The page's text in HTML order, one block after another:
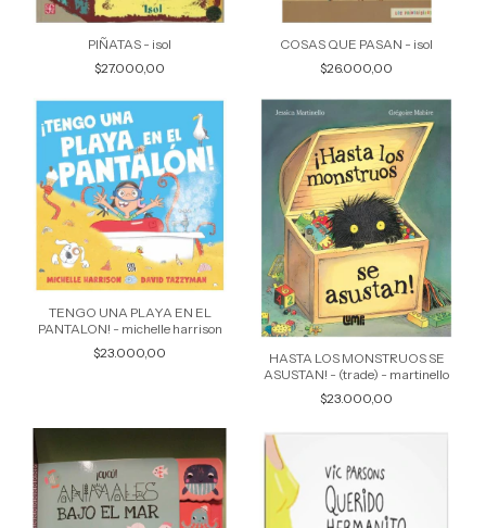
PIÑATAS - isol
$27.000,00
COSAS QUE PASAN - isol
$26.000,00
TENGO UNA PLAYA EN EL
PANTALON! - michelle harrison
$23.000,00
HASTA LOS MONSTRUOS SE
ASUSTAN! - (trade) - martinello
$23.000,00